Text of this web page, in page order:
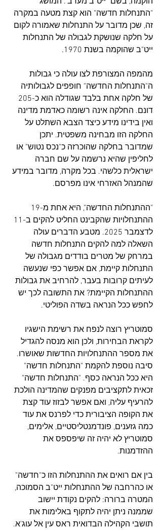
"התנחלות חדשה" הוא קצת מטעה במקרה
זה, שכן מדובר על התנחלות שאמורה לקום
על חלקה שנושקת לגבולה של התנחלות
ייט"ב שהוקמה בשנת 1970.
מהמפה המצורפת לצו עולה כי גבולות
ה"התנחלות החדשה" חופפים לגבולותיה
דונם. החלקה אינה רשומה כאדמת מדינה
ואין בידינו מידע כיצד הצבא השתלט על
החלקה הזו מבחינה משפטית. יתכן
שמדובר בחלקה שהוכרזה כ"נכס נטוש" או
לחליפין שהיא נרשמה על שם חברה
ישראלית כלשהי. בכל מקרה, מדובר במידע
שהמנהל האזרחי אינו מפרסם.
לדצמבר 2025. מטבע הדברים עולה
השאלה למה להקים התנחלות חדשה
במרחק של מטרים בודדים מגבולה של
התנחלות קיימת, אם אפשר כפי שנעשה
לעיתים קרובות בעבר, להרחיב את גבולות
ההתנחלות הקיימת? את התשובה לכך יש
לחפש ככל הנראה בשדה הפוליטי.
סמוטריץ רוצה לנפח את רשימת הישגיו
לקראת הבחירות, ולכן הוא מנסה להגדיל
את מספר ההתנחלויות החדשות שאושרו.
סיבה נוספת להקמת "התנחלות חדשה"
היא ככל הנראה כסף. "התנחלות חדשה"
זכאית לתקציבים מפנקים שהמדינה הולכת
להרעיף עליה, ואם אפשר לבזוז עוד קצת
את הקופה הציבורית כדי לפרנס את עוד
כמה גזענים, פונדמנטליסטיים, אלימים,
סמוטריץ לא יהיה זה שיפספס את
ההזדמנות.
בין אם רואים את ההתנחלות הזו כ"חדשה"
או כהרחבה של ההתנחלות ייט"ב הסמוכה,
המטרה ברורה: להקים נקודת יישוב
שממנה ניתן יהיה לתקוף באלימות את
תושבי הקהילה הבדואית ראס עין אל עוג'א.